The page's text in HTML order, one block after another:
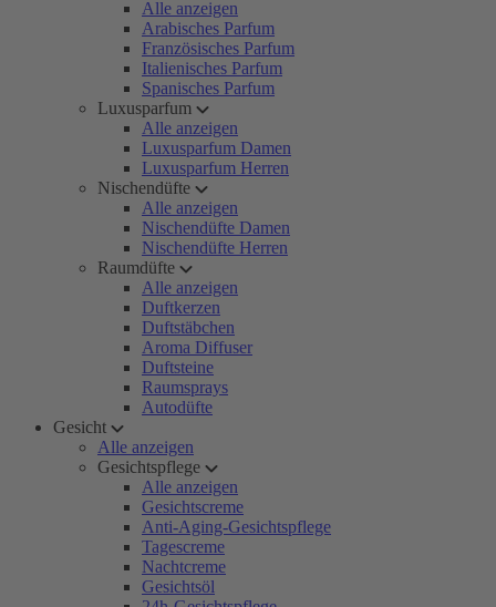
Alle anzeigen
Arabisches Parfum
Französisches Parfum
Italienisches Parfum
Spanisches Parfum
Luxusparfum
Alle anzeigen
Luxusparfum Damen
Luxusparfum Herren
Nischendüfte
Alle anzeigen
Nischendüfte Damen
Nischendüfte Herren
Raumdüfte
Alle anzeigen
Duftkerzen
Duftstäbchen
Aroma Diffuser
Duftsteine
Raumsprays
Autodüfte
Gesicht
Alle anzeigen
Gesichtspflege
Alle anzeigen
Gesichtscreme
Anti-Aging-Gesichtspflege
Tagescreme
Nachtcreme
Gesichtsöl